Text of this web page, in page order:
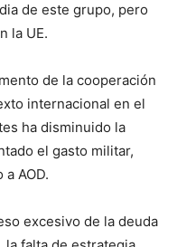
de este grupo, pero
la UE.
de la cooperación
internacional en el
ha disminuido la
el gasto militar,
AOD.
excesivo de la deuda